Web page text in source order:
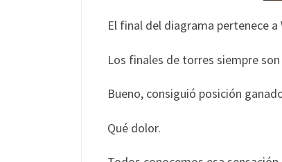
El final del diagrama pertenece a
Los finales de torres siempre
Bueno, consiguió posición
Qué dolor.